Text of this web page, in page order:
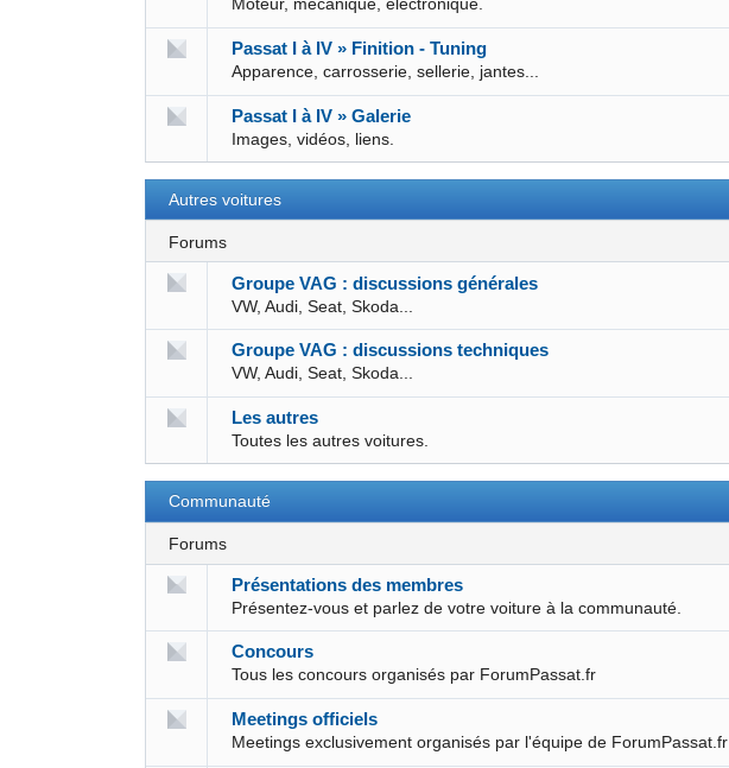
Moteur, mécanique, électronique.
Passat I à IV » Finition - Tuning
Apparence, carrosserie, sellerie, jantes...
Passat I à IV » Galerie
Images, vidéos, liens.
Autres voitures
Forums
Groupe VAG : discussions générales
VW, Audi, Seat, Skoda...
Groupe VAG : discussions techniques
VW, Audi, Seat, Skoda...
Les autres
Toutes les autres voitures.
Communauté
Forums
Présentations des membres
Présentez-vous et parlez de votre voiture à la communauté.
Concours
Tous les concours organisés par ForumPassat.fr
Meetings officiels
Meetings exclusivement organisés par l'équipe de ForumPassat.fr